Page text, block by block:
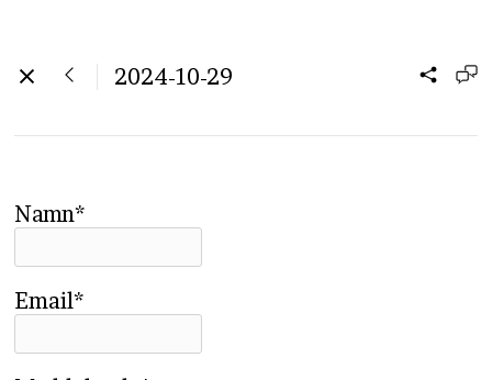
2024-10-29
Namn*
Email*